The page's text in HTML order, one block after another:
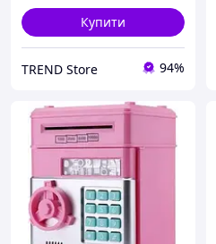
Купити
TREND Store 94%